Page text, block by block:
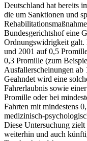
Deutschland hat bereits
die um Sanktionen und
Bundesgerichtshof eine
Ordnungswidrigkeit galt.
und 2001 auf 0,5
0,3 Promille (zum
Ausfallerscheinungen
Geahndet wird eine
Fahrerlaubnis sowie
Promille oder bei
Fahrten mit mindestens
medizinisch-
Diese Untersuchung
weiterhin und auch